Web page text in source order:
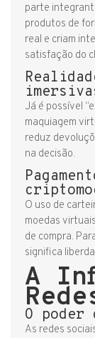
parte
produtos de
real e criam
satisfação do
Já é possível
maquiagem
reduz
na decisão.
O uso de
moedas
de compra.
significa
A
O poder
As redes